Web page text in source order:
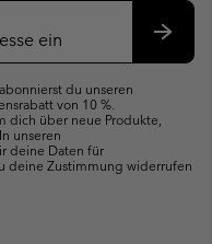
du unseren
von 10 %.
dich über neue Produkte,
unseren
deine Daten für
deine Zustimmung widerrufen